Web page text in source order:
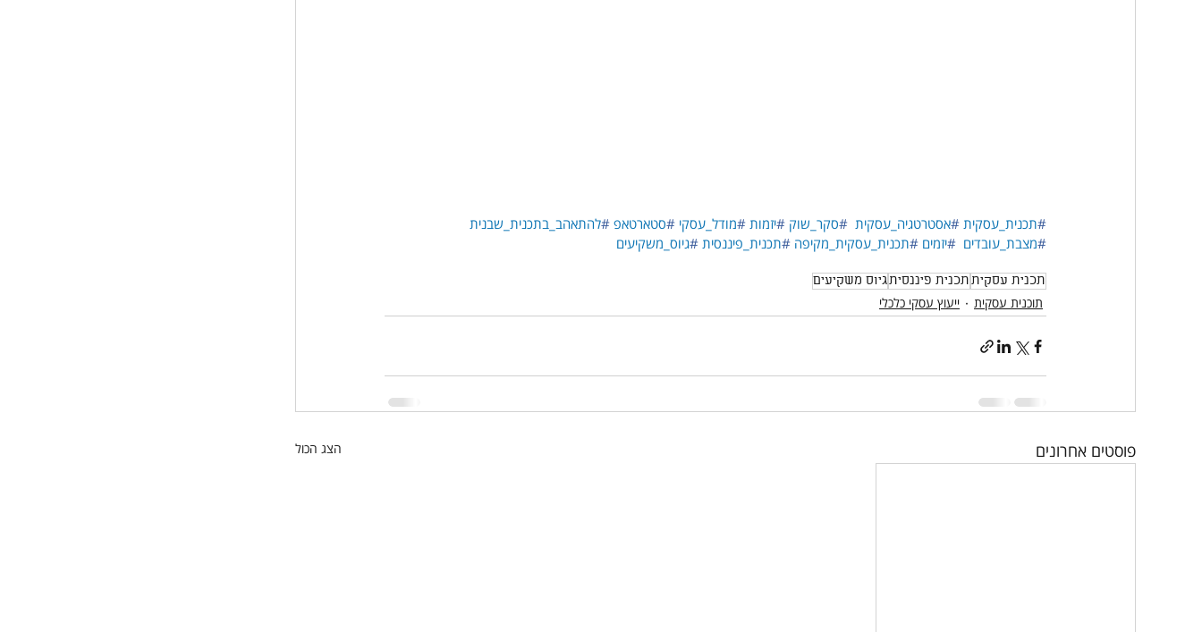
#תכנית_עסקית #אסטרטגיה_עסקית #סקר_שוק #יזמות #מודל_עסקי #סטארטאפ #להתאהב_בתכנית_שבנית
#מצבת_עובדים #יזמים #תכנית_עסקית_מקיפה #תכנית_פיננסית #גיוס_משקיעים
תכנית עסקית תכנית פיננסיתגיוס משקיעים
תוכנית עסקית ייעוץ עסקי כלכלי
פוסטים אחרונים הצג הכול